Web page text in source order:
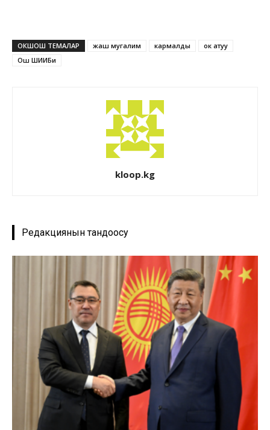
ОКШОШ ТЕМАЛАР жаш мугалим кармалды
ок атуу
Ош ШИИБи
kloop.kg
Редакциянын тандоосу